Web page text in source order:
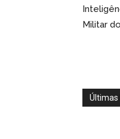
Militar
Últimas